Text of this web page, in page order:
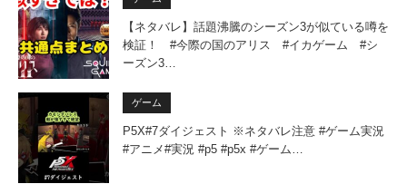
【ネタバレ】話題沸騰のシーズン3が似ている噂を
検証！ #今際の国のアリス #イカゲーム #シ
ーズン3…
ゲーム
P5X#7ダイジェスト ※ネタバレ注意 #ゲーム実況
#アニメ#実況 #p5 #p5x #ゲーム…